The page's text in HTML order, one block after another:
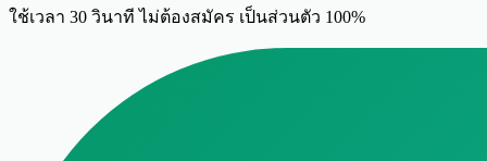
ใช้เวลา 30 วินาที ไม่ต้องสมัคร เป็นส่วนตัว 100%